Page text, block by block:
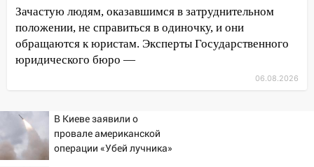
агрессивную женщину
15:47 На улице Радищева сбили
курьера: крупная авария в Ульяновске
Проводил до квартиры и ограбил:
рецидивистом
14:26
В Ульяновске ограничат движение
по улице Ефремова
Зачастую людям, оказавшимся в затруднительном
положении, не справиться в одиночку, и они
обращаются к юристам. Эксперты Государственного
юридического бюро —
06.08.2026
В Киеве заявили о
провале американской
операции «Убей лучника»